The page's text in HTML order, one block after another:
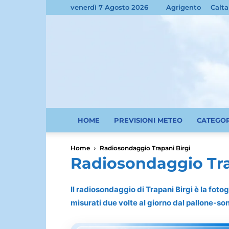
venerdì 7 Agosto 2026 Agrigento
HOME PREVISIONI METEO
Home Radiosondaggio Trapani Birgi
Radiosondaggio
Il radiosondaggio di Trapani Birgi è la
misurati due volte al giorno dal pallone-